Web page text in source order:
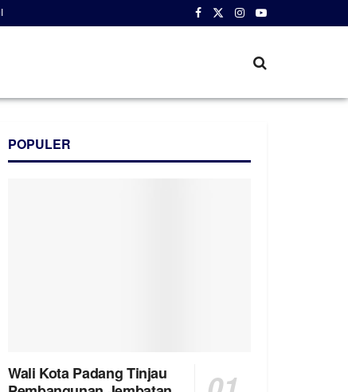
POPULER
Wali Kota Padang Tinjau